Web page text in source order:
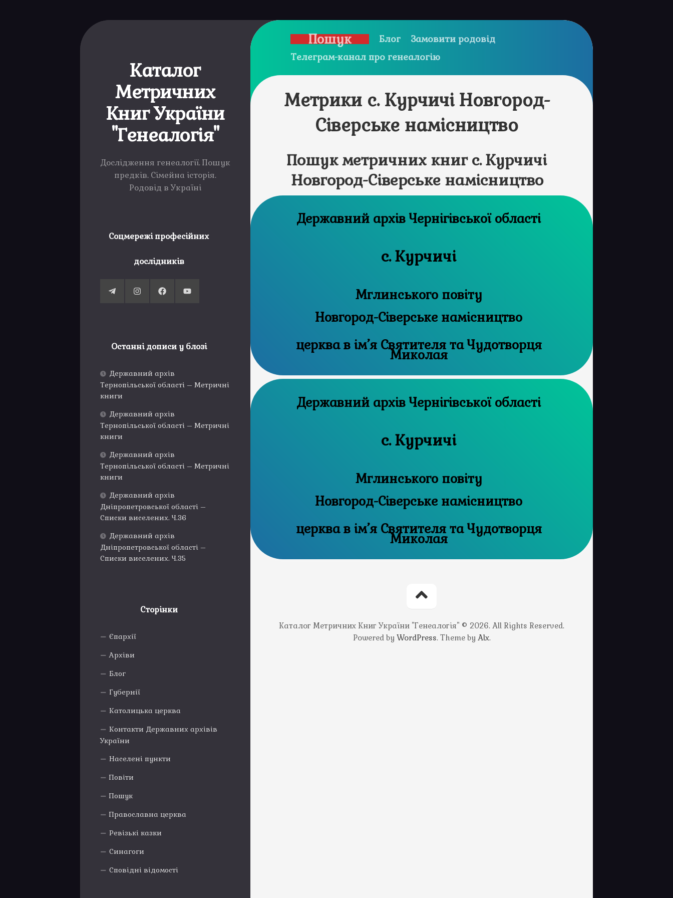
Каталог
Метричних
Книг України
"Генеалогія"
Дослідження генеалогії. Пошук
предків. Сімейна історія.
Родовід в Україні
Соцмережі професійних
дослідників
Останні дописи у блозі
Державний архів
Тернопільської області – Метричні
книги
Державний архів
Тернопільської області – Метричні
книги
Державний архів
Тернопільської області – Метричні
книги
Державний архів
Дніпропетровської області –
Списки виселених. Ч.36
Державний архів
Дніпропетровської області –
Списки виселених. Ч.35
Сторінки
Єпархії
Архіви
Блог
Губернії
Католицька церква
Контакти Державних архівів
України
Населені пункти
Повіти
Пошук
Православна церква
Ревізькі казки
Синагоги
Сповідні відомості
Пошук Блог
Замовити родовід
Телеграм-канал про генеалогію
Метрики с. Курчичі Новгород-
Сіверське намісництво
Пошук метричних книг с. Курчичі
Новгород-Сіверське намісництво
Державний архів Чернігівської області
с. Курчичі
Мглинського повіту
Новгород-Сіверське намісництво
церква в ім’я Святителя та Чудотворця
Миколая
Державний архів Чернігівської області
с. Курчичі
Мглинського повіту
Новгород-Сіверське намісництво
церква в ім’я Святителя та Чудотворця
Миколая
Каталог Метричних Книг України "Генеалогія" © 2026. All Rights Reserved.
Powered by WordPress. Theme by Alx.